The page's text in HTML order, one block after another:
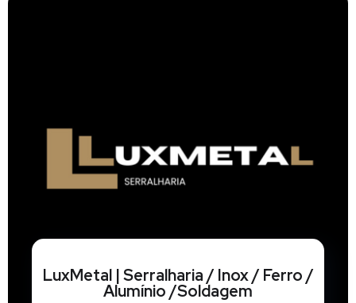
LuxMetal | Serralharia / Inox / Ferro /
Alumínio /Soldagem